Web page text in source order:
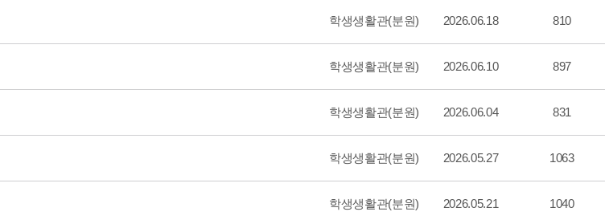
학생생활관(분원) 2026.06.18 810
학생생활관(분원) 2026.06.10 897
학생생활관(분원) 2026.06.04 831
학생생활관(분원) 2026.05.27 1063
학생생활관(분원) 2026.05.21 1040